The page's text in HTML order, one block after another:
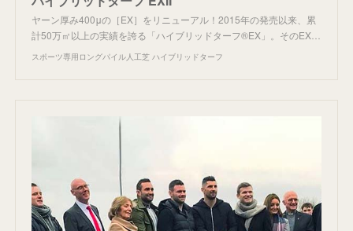
ヤーン厚み400μの［EX］をリニューアル！2015年の発売以来、累
計50万㎡以上の実績を誇る「ハイブリッドターフ®EX」。そのEX…
スポーツ専用ロングパイル人工芝 ハイブリッドターフ